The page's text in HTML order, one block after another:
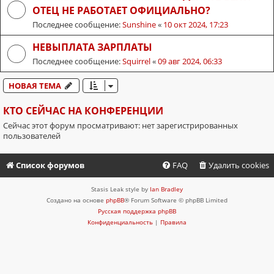
ОТЕЦ НЕ РАБОТАЕТ ОФИЦИАЛЬНО?
Последнее сообщение:Sunshine« 10 окт 2024, 17:23
НЕВЫПЛАТА ЗАРПЛАТЫ
Последнее сообщение:Squirrel«09 авг 2024, 06:33
НОВАЯ ТЕМА
КТО СЕЙЧАС НА КОНФЕРЕНЦИИ
Сейчас этот форум просматривают: нет зарегистрированных
пользователей
Список форумов Удалить cookies
FAQ
Stasis Leak style by Ian Bradley
Создано на основе phpBB® Forum Software © phpBB Limited
Русская поддержка phpBB
Конфиденциальность | Правила